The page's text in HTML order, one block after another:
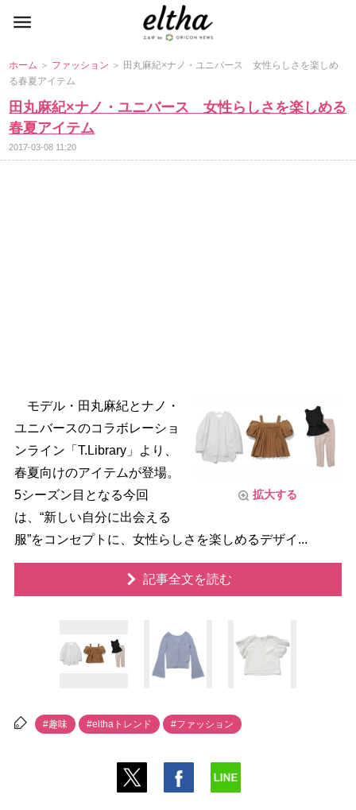
ホーム ＞ ファッション ＞ 田丸麻紀×ナノ・ユニバース 女性らしさを楽しめ
る春夏アイテム
田丸麻紀×ナノ・ユニバース 女性らしさを楽しめる
春夏アイテム
2017-03-08 11:20
拡大する
モデル・田丸麻紀とナノ・
ユニバースのコラボレーショ
ンライン「T.Library」より、
春夏向けのアイテムが登場。
5シーズン目となる今回
は、“新しい自分に出会える
服”をコンセプトに、女性らしさを楽しめるデザイ...
記事全文を読む
#趣味 #elthaトレンド #ファッション